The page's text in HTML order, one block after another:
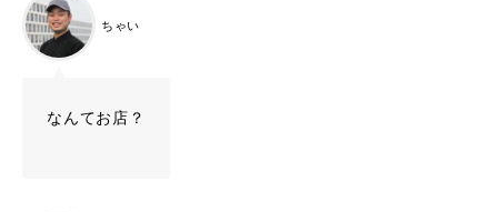
ちゃい
なんてお店？